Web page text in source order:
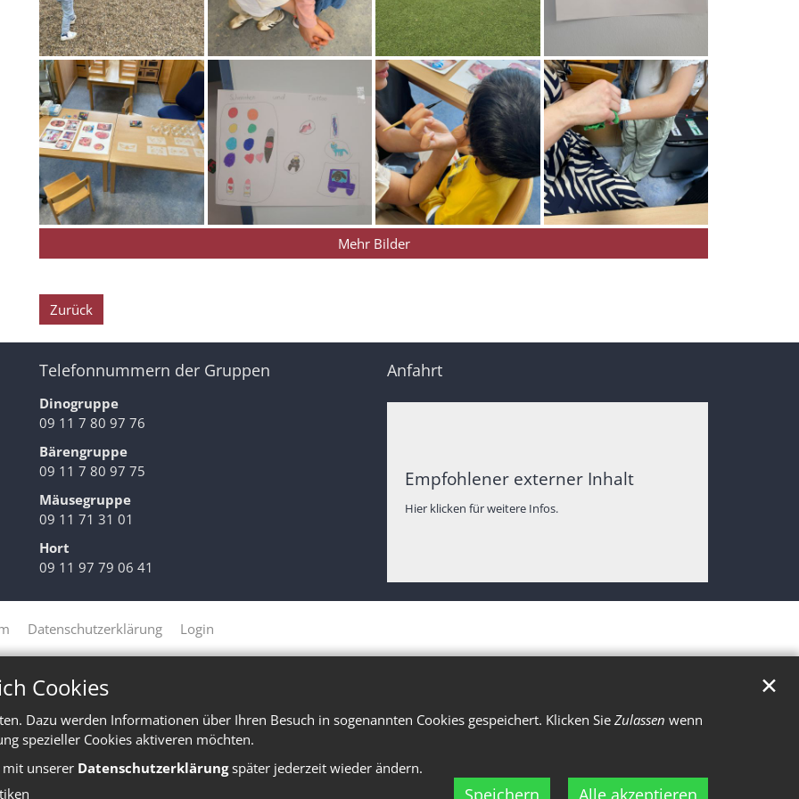
Cookies
Dazu werden Informationen über Ihren Besuch in sogenannten Cookies gespeichert. Klicken Sie Zulassen wenn
spezieller Cookies aktiveren möchten.
mit unserer Datenschutzerklärungspäter jederzeit wieder ändern.
Speichern Alle akzeptieren
✕
Mehr Bilder
Zurück
Telefonnummern der Gruppen
Dinogruppe
09 11 7 80 97 76
Bärengruppe
09 11 7 80 97 75
Mäusegruppe
09 11 71 31 01
Hort
09 11 97 79 06 41
Anfahrt
Empfohlener externer Inhalt
Hier klicken für weitere Infos.
Datenschutzerklärung Login